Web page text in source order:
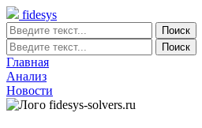
fidesys
Главная
Анализ
Новости